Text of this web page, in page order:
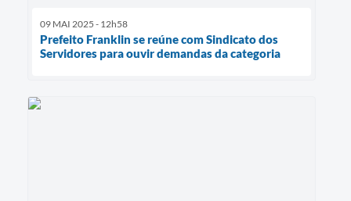
09 MAI 2025 - 12h58
Prefeito Franklin se reúne com Sindicato dos
Servidores para ouvir demandas da categoria